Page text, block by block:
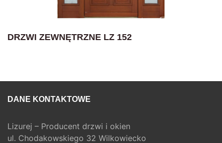
DRZWI ZEWNĘTRZNE LZ 152
DANE KONTAKTOWE
Lizurej – Producent drzwi i okien
ul. Chodakowskiego 32 Wilkowiecko